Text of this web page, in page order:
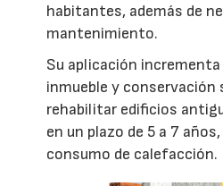
habitantes, además de
mantenimiento.
Su aplicación incrementa
inmueble y conservación
rehabilitar edificios
en un plazo de 5 a 7
consumo de calefacción.